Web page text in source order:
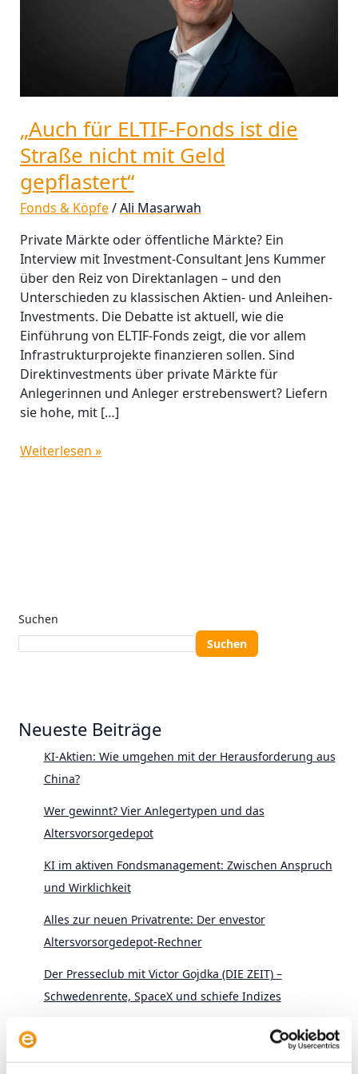
„Auch für ELTIF-Fonds ist die
Straße nicht mit Geld
gepflastert“
Fonds & Köpfe/Ali Masarwah
Private Märkte oder öffentliche Märkte? Ein
Interview mit Investment-Consultant Jens Kummer
über den Reiz von Direktanlagen – und den
Unterschieden zu klassischen Aktien- und Anleihen-
Investments. Die Debatte ist aktuell, wie die
Einführung von ELTIF-Fonds zeigt, die vor allem
Infrastrukturprojekte finanzieren sollen. Sind
Direktinvestments über private Märkte für
Anlegerinnen und Anleger erstrebenswert? Liefern
sie hohe, mit […]
Weiterlesen »
Suchen
Suchen
Neueste Beiträge
KI-Aktien: Wie umgehen mit der Herausforderung aus
China?
Wer gewinnt? Vier Anlegertypen und das
Altersvorsorgedepot
KI im aktiven Fondsmanagement: Zwischen Anspruch
und Wirklichkeit
Alles zur neuen Privatrente: Der envestor
Altersvorsorgedepot-Rechner
Der Presseclub mit Victor Gojdka (DIE ZEIT) –
Schwedenrente, SpaceX und schiefe Indizes